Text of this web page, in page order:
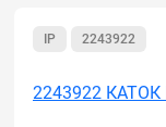
IP 2243922
2243922